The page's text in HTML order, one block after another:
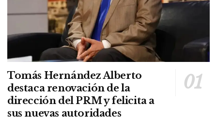
Tomás Hernández Alberto
destaca renovación de la
dirección del PRM y felicita a
sus nuevas autoridades